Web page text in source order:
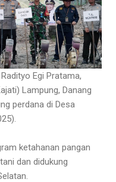
Egi Pratama,
Lampung, Danang
perdana di Desa
ketahanan pangan
dan didukung